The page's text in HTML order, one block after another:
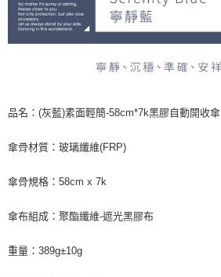
品名：(灰藍)素面輕簡-58cm*7k黑膠自動開收傘
傘骨材質：玻璃纖維(FRP)
傘骨規格：58cm x 7k
傘布組成：聚酯纖維-遮光黑膠布
重量：389g±10g